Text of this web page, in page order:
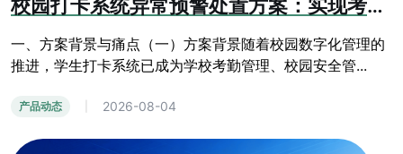
校园打卡系统异常预警处置方案：实现考勤运维全流程管控
一、方案背景与痛点（一）方案背景随着校园数字化管理的
推进，学生打卡系统已成为学校考勤管理、校园安全管...
产品动态 2026-08-04